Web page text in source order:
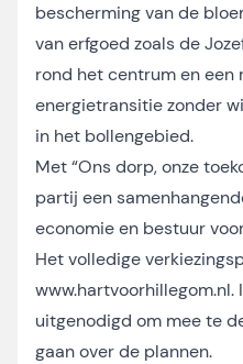
bescherming van de
van erfgoed zoals de
rond het centrum en een
energietransitie zonder
in het bollengebied.
Met “Ons dorp, onze
partij een
economie en bestuur
Het volledige
www.hartvoorhillegom.nl.
uitgenodigd om mee te
gaan over de plannen.